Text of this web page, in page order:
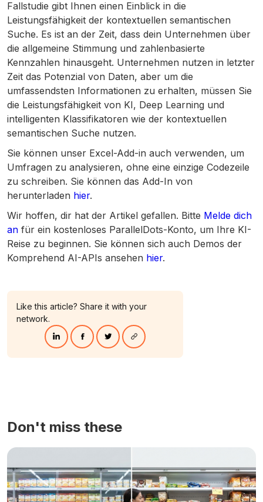
Like this article? Share it with your
network.
Fallstudie gibt Ihnen einen Einblick in die
Leistungsfähigkeit der kontextuellen semantischen
Suche. Es ist an der Zeit, dass dein Unternehmen über
die allgemeine Stimmung und zahlenbasierte
Kennzahlen hinausgeht. Unternehmen nutzen in letzter
Zeit das Potenzial von Daten, aber um die
umfassendsten Informationen zu erhalten, müssen Sie
die Leistungsfähigkeit von KI, Deep Learning und
intelligenten Klassifikatoren wie der kontextuellen
semantischen Suche nutzen.
Sie können unser Excel-Add-in auch verwenden, um
Umfragen zu analysieren, ohne eine einzige Codezeile
zu schreiben. Sie können das Add-In von
herunterladen hier.
Wir hoffen, dir hat der Artikel gefallen. Bitte Melde dich
an für ein kostenloses ParallelDots-Konto, um Ihre KI-
Reise zu beginnen. Sie können sich auch Demos der
Komprehend AI-APIs ansehen hier.
Don't miss these